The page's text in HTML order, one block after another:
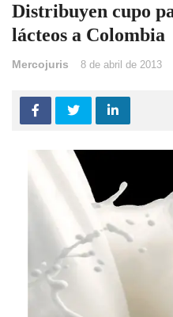
Distribuyen cupo
lácteos a Colombia
Mercojuris 8 de abril de 2013